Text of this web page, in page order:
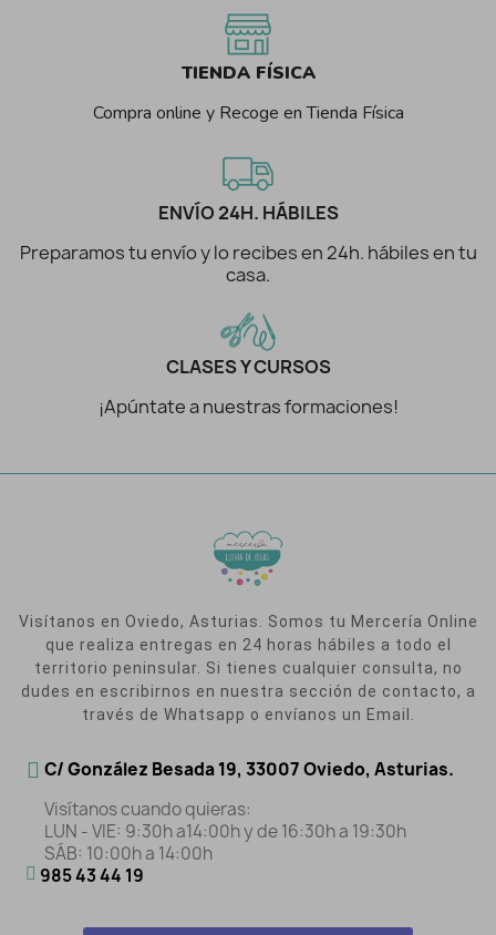
TIENDA FÍSICA
Compra online y Recoge en Tienda Física
ENVÍO 24H. HÁBILES
Preparamos tu envío y lo recibes en 24h. hábiles en tu
casa.
CLASES Y CURSOS
¡Apúntate a nuestras formaciones!
Visítanos en Oviedo, Asturias. Somos tu Mercería Online
que realiza entregas en 24 horas hábiles a todo el
territorio peninsular. Si tienes cualquier consulta, no
dudes en escribirnos en nuestra sección de contacto, a
través de Whatsapp o envíanos un Email.
C/ González Besada 19, 33007 Oviedo, Asturias.
Visítanos cuando quieras:
LUN - VIE: 9:30h a14:00h y de 16:30h a 19:30h
SÁB: 10:00h a 14:00h
985 43 44 19